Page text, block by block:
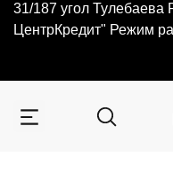
31/187 угол Тулебаева
ЦентрКредит" Режим
© 2026